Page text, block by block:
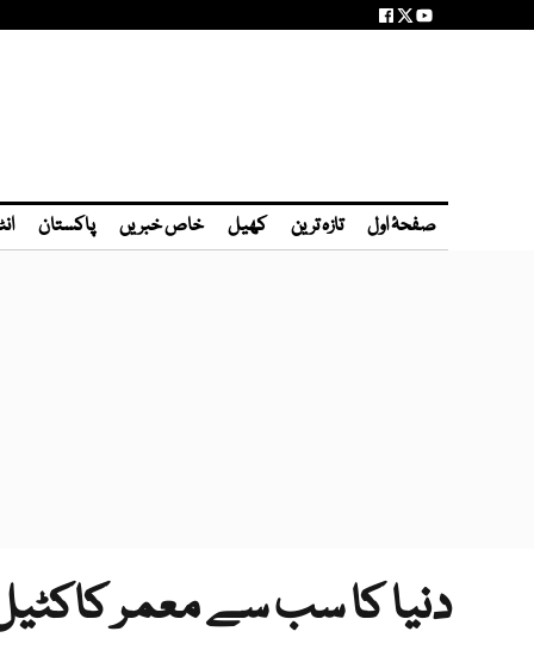
صفحۂ اول تازہ ترین کھیل خاص خبریں پاکستان
دنیا کا سب سے معمر